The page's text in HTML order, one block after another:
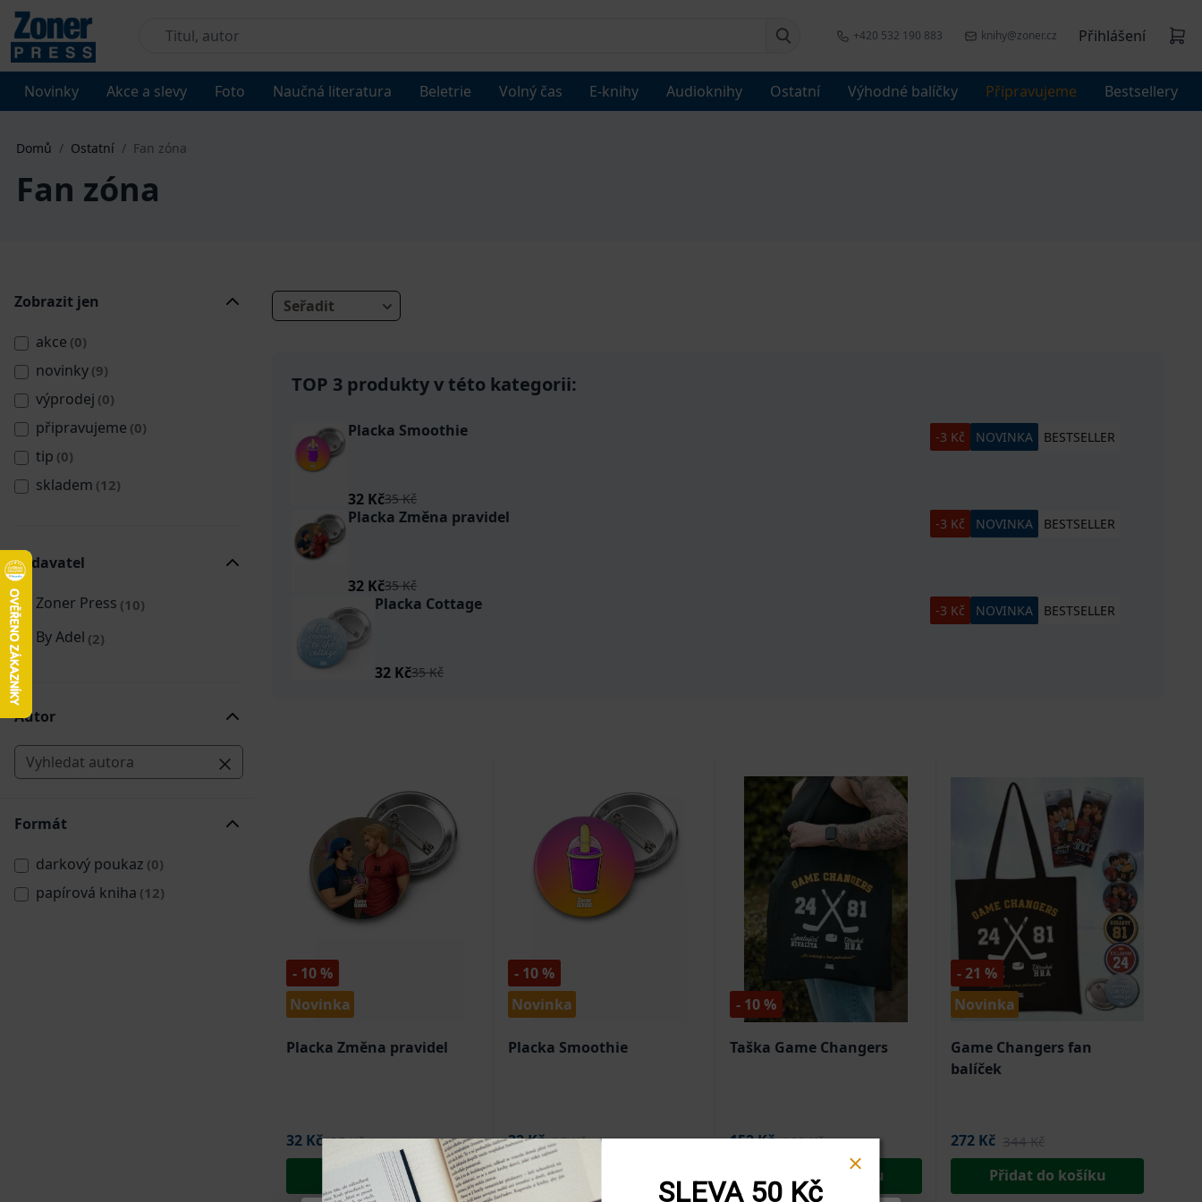
+420 532 190 883 knihy@zoner.cz Přihlášení
Novinky Akce a slevy Foto Naučná literatura Beletrie Volný čas E-knihy Audioknihy Ostatní Výhodné balíčky Připravujeme Bestsellery
Domů / Ostatní / Fan zóna
Fan zóna
Zobrazit jen
akce (0)
novinky (9)
výprodej (0)
připravujeme (0)
tip (0)
skladem (12)
Vydavatel
Zoner Press (10)
By Adel (2)
Autor
Formát
darkový poukaz (0)
papírová kniha (12)
Seřadit
TOP 3 produkty v této kategorii:
Placka Smoothie
32 Kč35 Kč
-3 Kč NOVINKA BESTSELLER
Placka Změna pravidel
32 Kč35 Kč
-3 Kč NOVINKA BESTSELLER
Placka Cottage
32 Kč35 Kč
-3 Kč NOVINKA BESTSELLER
- 10 %
Novinka
Placka Změna pravidel
32 Kč 35 Kč
Přidat do košíku
- 10 %
Novinka
Placka Smoothie
32 Kč 35 Kč
Přidat do košíku
- 10 %
Taška Game Changers
152 Kč 169 Kč
Přidat do košíku
- 21 %
Novinka
Game Changers fan
balíček
272 Kč 344 Kč
Přidat do košíku
SLEVA 50 Kč